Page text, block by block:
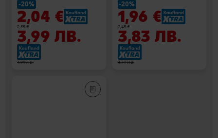
-20%
2,04 €
2,55 €
3,99 ЛВ.
4,99 ЛВ.
-20%
1,96 €
2,45 €
3,83 ЛВ.
4,79 ЛВ.